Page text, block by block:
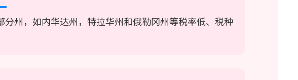
分州，如内华达州，特拉华州和俄勒冈州等税率低、税种